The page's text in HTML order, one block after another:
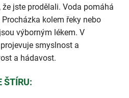
jste prodělali. Voda pomáhá
kolem řeky nebo
výborným lékem. V
smyslnost a
a hádavost.
ŠTÍRU: